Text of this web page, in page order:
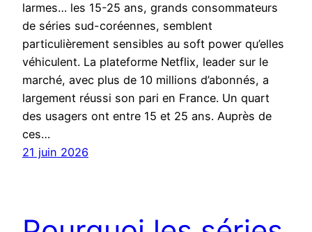
larmes… les 15-25 ans, grands consommateurs
de séries sud-coréennes, semblent
particulièrement sensibles au soft power qu’elles
véhiculent. La plateforme Netflix, leader sur le
marché, avec plus de 10 millions d’abonnés, a
largement réussi son pari en France. Un quart
des usagers ont entre 15 et 25 ans. Auprès de
ces…
21 juin 2026